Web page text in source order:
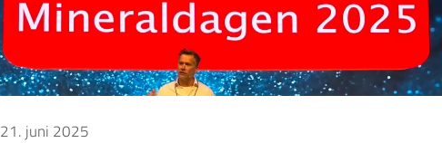
21. juni 2025